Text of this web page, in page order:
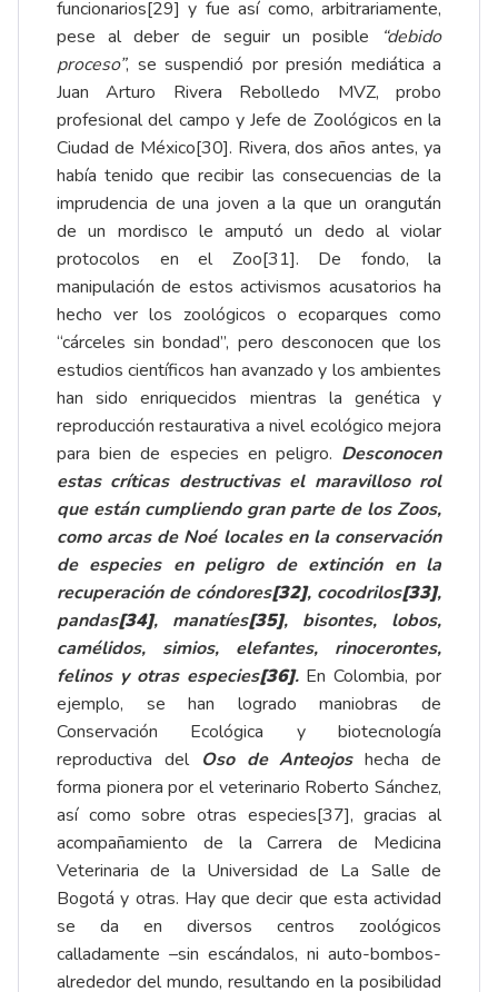
funcionarios[29] y fue así como, arbitrariamente,
pese al deber de seguir un posible
“debido
proceso”, se suspendió por presión mediática a
Juan Arturo Rivera Rebolledo MVZ, probo
profesional del campo y Jefe de Zoológicos en la
Ciudad de México[30]. Rivera, dos años antes, ya
había tenido que recibir las consecuencias de la
imprudencia de una joven a la que un orangután
de un mordisco le amputó un dedo al violar
protocolos en el Zoo[31]. De fondo, la
manipulación de estos activismos acusatorios ha
hecho ver los zoológicos o ecoparques como
“cárceles sin bondad”, pero desconocen que los
estudios científicos han avanzado y los ambientes
han sido enriquecidos mientras la genética y
reproducción restaurativa a nivel ecológico mejora
para bien de especies en peligro. Desconocen
estas críticas destructivas el maravilloso rol
que están cumpliendo gran parte de los Zoos,
como arcas de Noé locales en la conservación
de especies en peligro de extinción en la
recuperación de cóndores[32], cocodrilos[33],
pandas[34], manatíes[35], bisontes, lobos,
camélidos, simios, elefantes, rinocerontes,
felinos y otras especies[36]. En Colombia, por
ejemplo, se han logrado maniobras de
Conservación Ecológica y biotecnología
reproductiva del Oso de Anteojoshecha de
forma pionera por el veterinario Roberto Sánchez,
así como sobre otras especies[37], gracias al
acompañamiento de la Carrera de Medicina
Veterinaria de la Universidad de La Salle de
Bogotá y otras. Hay que decir que esta actividad
se da en diversos centros zoológicos
calladamente –sin escándalos, ni auto-bombos-
alrededor del mundo, resultando en la posibilidad